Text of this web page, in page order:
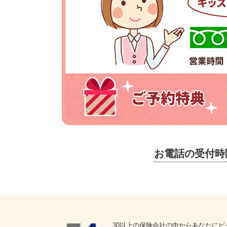
お電話の受付
30以上の保険会社の中からあなたに